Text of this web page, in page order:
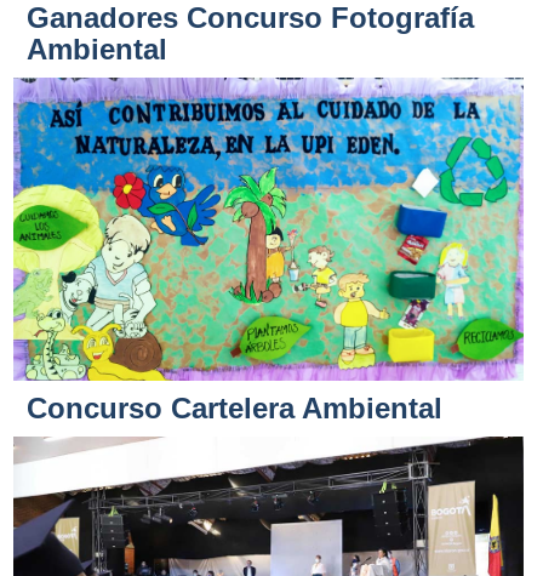
Ganadores Concurso Fotografía
Ambiental
Concurso Cartelera Ambiental